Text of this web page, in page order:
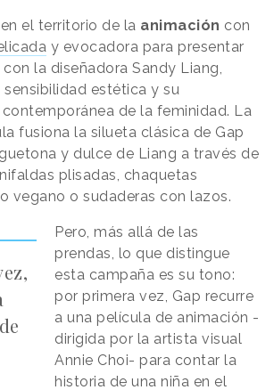
el territorio de la animación con
y evocadora para presentar
la diseñadora Sandy Liang,
estética y su
de la feminidad. La
fusiona la silueta clásica de Gap
y dulce de Liang a través de
plisadas, chaquetas
vegano o sudaderas con lazos.
Pero, más allá de las
prendas, lo que distingue
esta campaña es su tono:
por primera vez, Gap recurre
a una película de animación -
dirigida por la artista visual
Annie Choi- para contar la
historia de una niña en el